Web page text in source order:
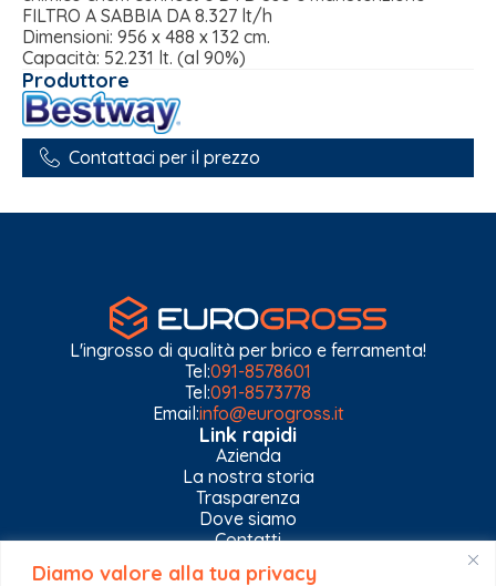
Diamo valore alla tua privacy
FILTRO A SABBIA DA 8.327 lt/h
Dimensioni: 956 x 488 x 132 cm.
Capacità: 52.231 lt. (al 90%)
Produttore
Contattaci per il prezzo
L'ingrosso di qualità per brico e ferramenta!
Tel:091-8578601
Tel:091-8573778
Email:info@eurogross.it
Link rapidi
Azienda
La nostra storia
Trasparenza
Dove siamo
Contatti